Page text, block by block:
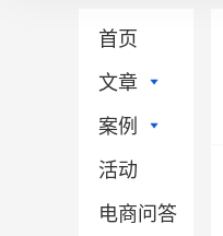
首页
文章
直播电商
社区团购
门店新零售
案例
直播电商
社区团购
活动
电商问答